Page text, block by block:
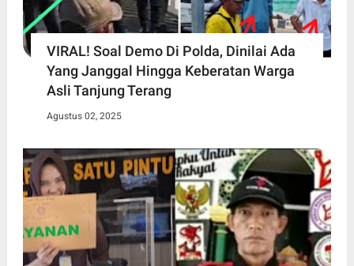
VIRAL! Soal Demo Di Polda, Dinilai Ada
Yang Janggal Hingga Keberatan Warga
Asli Tanjung Terang
Agustus 02, 2025